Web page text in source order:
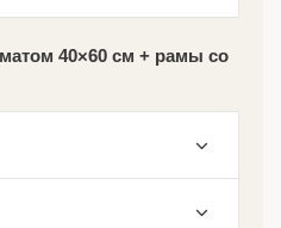
40×60 см + рамы со